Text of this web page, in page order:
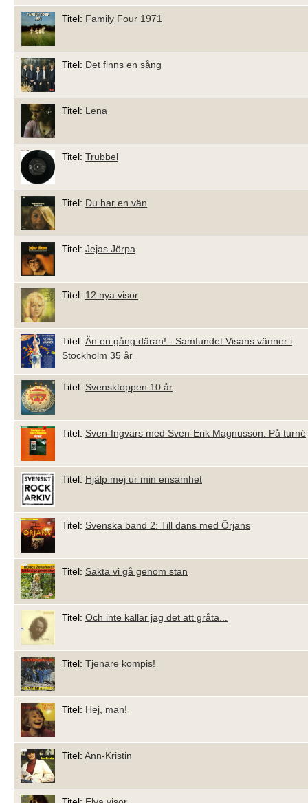
Titel: Family Four 1971
Titel: Det finns en sång
Titel: Lena
Titel: Trubbel
Titel: Du har en vän
Titel: Jejas Jörpa
Titel: 12 nya visor
Titel: Än en gång däran! - Samfundet Visans vänner i
Stockholm 35 år
Titel: Svensktoppen 10 år
Titel: Sven-Ingvars med Sven-Erik Magnusson: På turné
Titel: Hjälp mej ur min ensamhet
Titel: Svenska band 2: Till dans med Örjans
Titel: Sakta vi gå genom stan
Titel: Och inte kallar jag det att gråta...
Titel: Tjenare kompis!
Titel: Hej, man!
Titel: Ann-Kristin